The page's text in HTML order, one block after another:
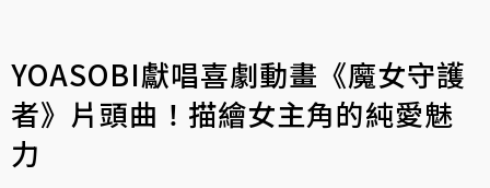
YOASOBI獻唱喜劇動畫《魔女守護
者》片頭曲！描繪女主角的純愛魅
力